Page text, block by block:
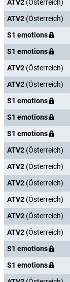
ATV2 (Österreich)
ATV2 (Österreich)
S1 emotions
S1 emotions
ATV2 (Österreich)
ATV2 (Österreich)
S1 emotions
S1 emotions
S1 emotions
ATV2 (Österreich)
ATV2 (Österreich)
ATV2 (Österreich)
ATV2 (Österreich)
ATV2 (Österreich)
ATV2 (Österreich)
S1 emotions
S1 emotions